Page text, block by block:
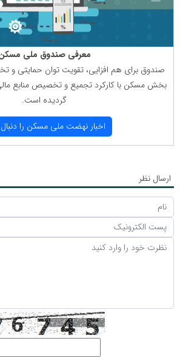
معرفی صندوق ملی
صندوق برای هم افزایی، تقویت توان حمایتی و
بخش مسكن با كاركرد تجمیع و تخصیص منابع
گردیده است.
اخبار نهضت ملی مسكن را
ارسال نظر